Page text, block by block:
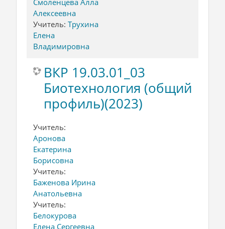
Алексеевна
Учитель: Трухина
Елена
Владимировна
ВКР 19.03.01_03
Биотехнология (общий
профиль)(2023)
Учитель:
Аронова
Екатерина
Борисовна
Учитель:
Баженова Ирина
Анатольевна
Учитель:
Белокурова
Елена Сергеевна